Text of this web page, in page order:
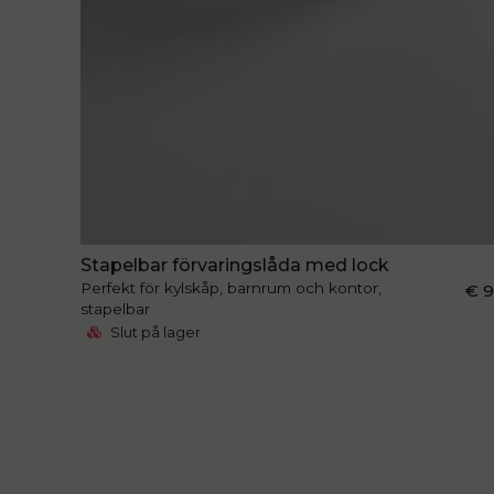
Stapelbar förvaringslåda med lock
Perfekt för kylskåp, barnrum och kontor,
stapelbar
€
Slut på lager